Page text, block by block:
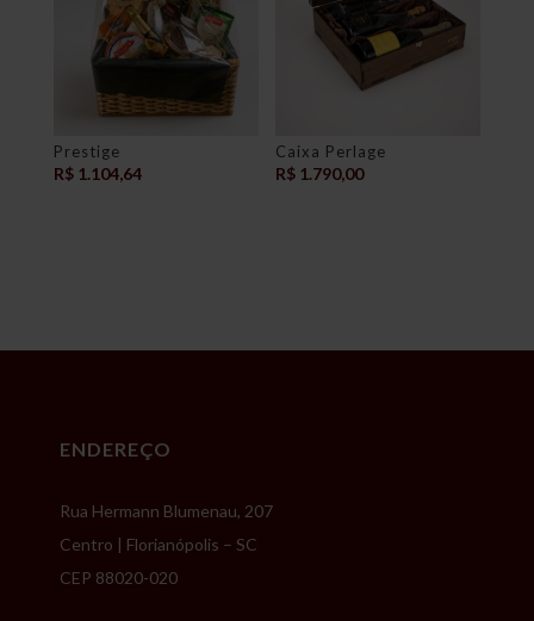
Prestige
R$1.104,64
Caixa Perlage
R$ 1.790,00
ENDEREÇO
Rua Hermann Blumenau, 207
Centro | Florianópolis – SC
CEP 88020-020